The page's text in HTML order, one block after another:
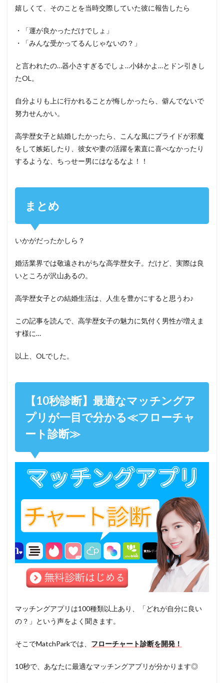
嬉しくて、そのことを当時交際していた彼に報告したら
・「運が良かっただけでしょ」
・「みんな受かってるんじゃないの？」
と言われたの…器小さすぎるでしょ…小鉢かよ…とドン引きし
たOL。
自分よりも上に行かれることが悔しかったら、僻んでないで
努力せんかい。
高学歴女子と結婚したかったら、こんな風にプライドが邪魔
をして嫉妬したり、彼女や妻の活躍を素直に喜べなかったり
するような、ちっせー男にはなるなよ！！
まとめ
いかがだったかしら？
婚活業界では敬遠されがちな高学歴女子。だけど、実際は良
いところが沢山あるの。
高学歴女子との結婚生活は、人生を豊かにすると思うわ♪
この記事を読んで、高学歴女子の魅力に気付く男性が増えま
す様に…
以上、OLでした。
【10秒診断】最適なマッチングア
プリが一目で分かる≪フローチャ
ート診断≫
マッチングアプリは100種類以上あり、「どれが自分に良い
の？」という声をよく聞きます。
そこでMatchParkでは、 フローチャート診断を開発！
10秒で、あなたに最適なマッチングアプリが分かります◎